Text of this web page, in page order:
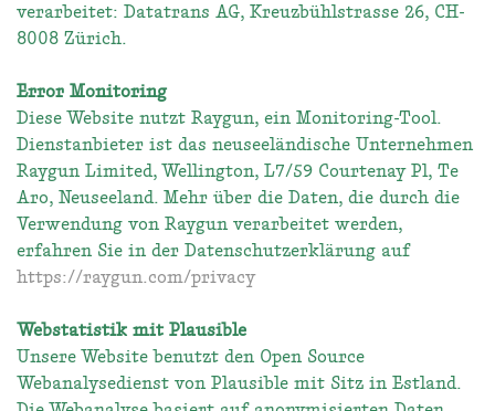
verarbeitet: Datatrans AG, Kreuzbühlstrasse 26, CH-
8008 Zürich.
Error Monitoring
Diese Website nutzt Raygun, ein Monitoring-Tool.
Dienstanbieter ist das neuseeländische Unternehmen
Raygun Limited, Wellington, L7/59 Courtenay Pl, Te
Aro, Neuseeland. Mehr über die Daten, die durch die
Verwendung von Raygun verarbeitet werden,
erfahren Sie in der Datenschutzerklärung auf
https://raygun.com/privacy
Webstatistik mit Plausible
Unsere Website benutzt den Open Source
Webanalysedienst von Plausible mit Sitz in Estland.